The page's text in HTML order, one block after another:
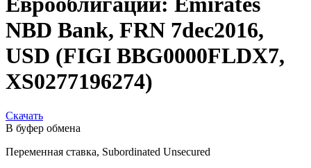
NBD Bank, FRN 7dec2016,
USD (FIGI BBG0000FLDX7,
XS0277196274)
Скачать
В буфер обмена
Переменная ставка, Subordinated Unsecured